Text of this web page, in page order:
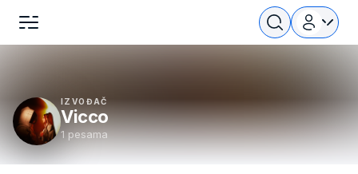
IZVOĐAČ
Vicco
1 pesama